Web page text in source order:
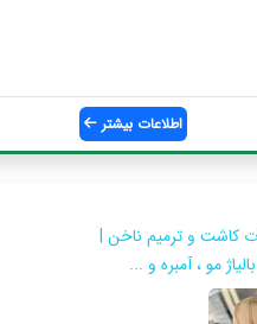
اطلاعات بیشتر
کاشت و ترمیم ناخن |
مو ، آمبره و ...